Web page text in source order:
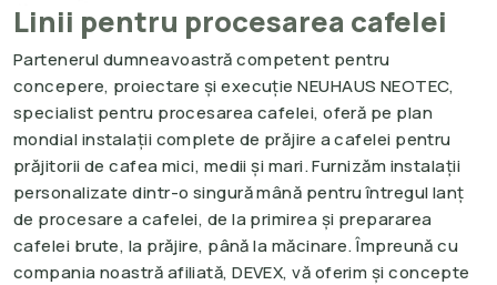
Linii pentru procesarea cafelei
Partenerul dumneavoastră competent pentru
concepere, proiectare și execuție NEUHAUS NEOTEC,
specialist pentru procesarea cafelei, oferă pe plan
mondial instalații complete de prăjire a cafelei pentru
prăjitorii de cafea mici, medii și mari. Furnizăm instalații
personalizate dintr-o singură mână pentru întregul lanț
de procesare a cafelei, de la primirea și prepararea
cafelei brute, la prăjire, până la măcinare. Împreună cu
compania noastră afiliată, DEVEX, vă oferim și concepte